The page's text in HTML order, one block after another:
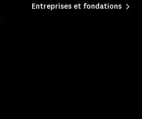
Entreprises et fondations